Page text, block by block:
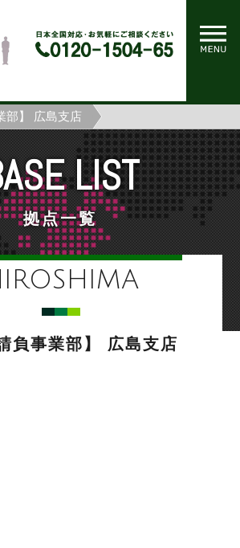
部】 広島支店
LIST
拠点一覧
負事業部】 広島支店